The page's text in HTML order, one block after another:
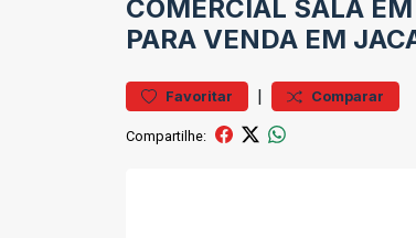
COMERCIAL SALA
PARA VENDA EM
Favoritar | Comparar
Compartilhe: